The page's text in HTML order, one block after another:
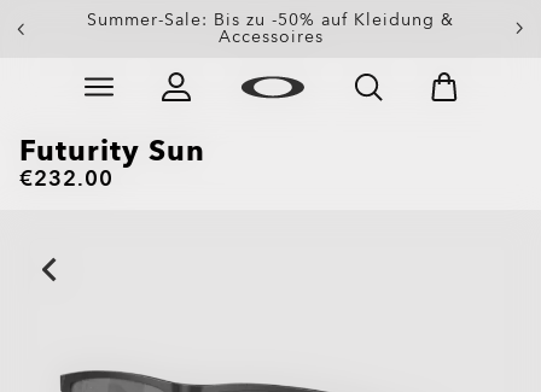
Summer-Sale: Bis zu -50% auf Kleidung &
Accessoires
Erhalte 20 % Rabatt auf Ersatzgläser beim Kauf einer
Sonnenbrille
Slide 3 of 3. Erhalte 20 % Rabatt auf Ersatzgläser
Futurity Sun
€232.00